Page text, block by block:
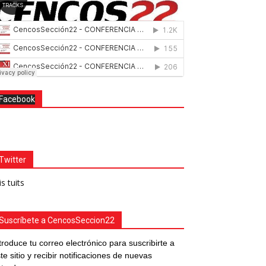
Facebook
tuits
a CencosSeccion22
tu correo electrónico para suscribirte a
sitio y recibir notificaciones de nuevas